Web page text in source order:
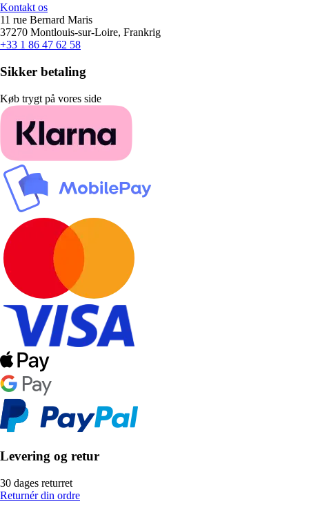
Kontakt os
11 rue Bernard Maris
37270 Montlouis-sur-Loire, Frankrig
+33 1 86 47 62 58
Sikker betaling
Køb trygt på vores side
Levering og retur
30 dages returret
Returnér din ordre